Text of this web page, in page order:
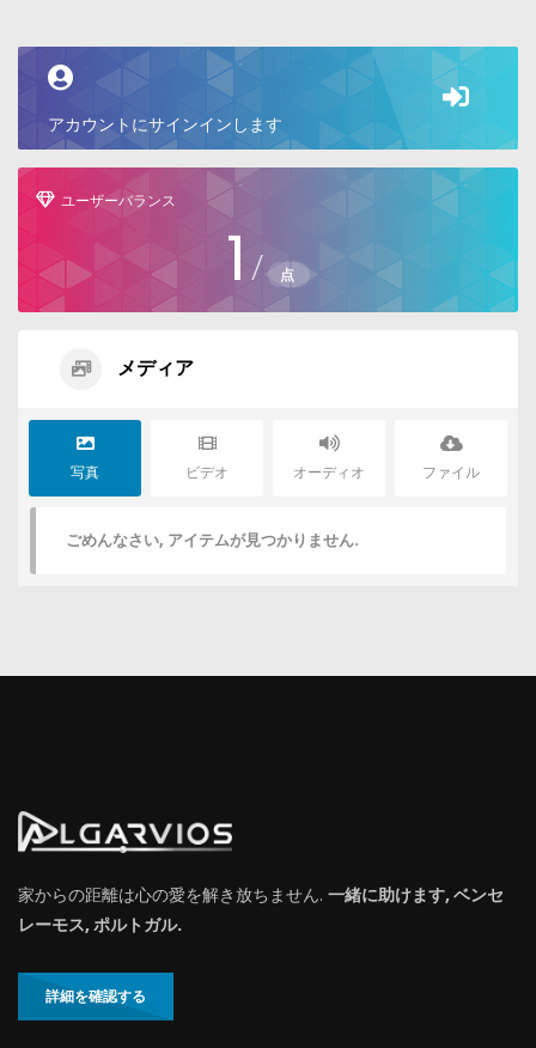
アカウントにサインインします
ユーザーバランス
1 / 点
メディア
写真 ビデオ オーディオ ファイル
ごめんなさい, アイテムが見つかりません.
家からの距離は心の愛を解き放ちません. 一緒に助けます, ベンセ
レーモス, ポルトガル.
詳細を確認する